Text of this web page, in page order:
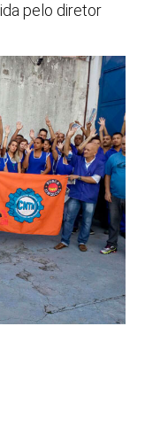
pelo diretor